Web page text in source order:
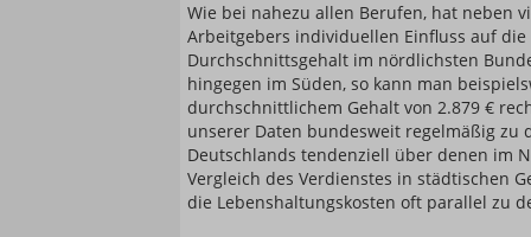
Wie bei nahezu allen Berufen, hat neben
Arbeitgebers individuellen Einfluss auf
Durchschnittsgehalt im nördlichsten
hingegen im Süden, so kann man
durchschnittlichem Gehalt von 2.879 €
unserer Daten bundesweit regelmäßig zu
Deutschlands tendenziell über denen im
Vergleich des Verdienstes in städtischen
die Lebenshaltungskosten oft parallel zu